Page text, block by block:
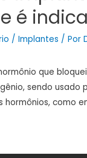
é
/Implantes / Por
que
sendo usado
hormônios, como